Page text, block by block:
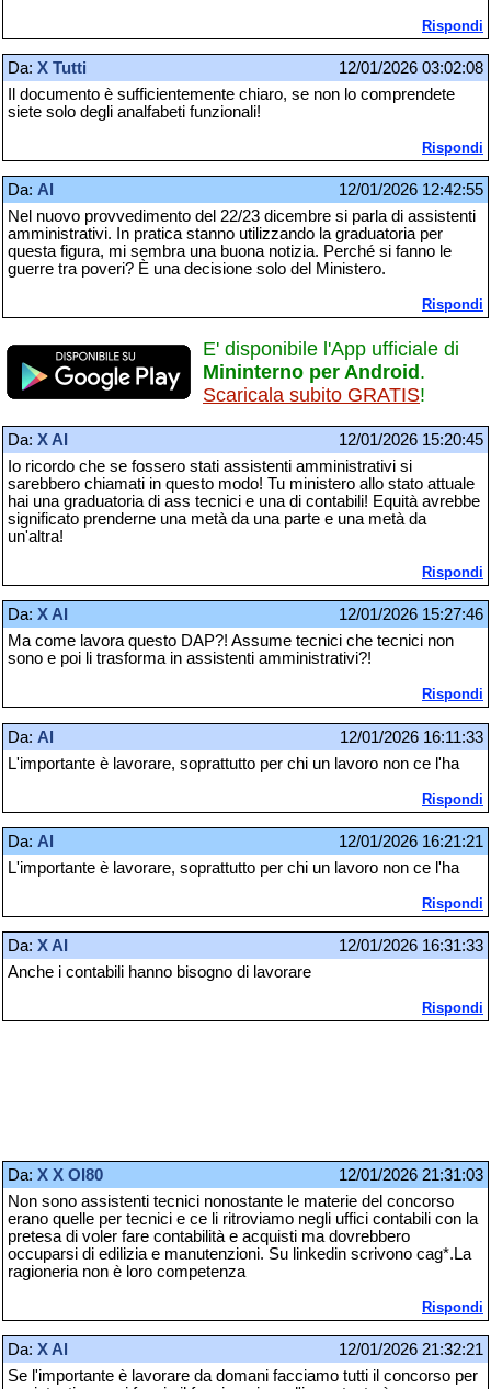
Rispondi
Da: X Tutti
12/01/2026 03:02:08
Il documento è sufficientemente chiaro, se non lo comprendete
siete solo degli analfabeti funzionali!
Rispondi
Da: Al
12/01/2026 12:42:55
Nel nuovo provvedimento del 22/23 dicembre si parla di assistenti
amministrativi. In pratica stanno utilizzando la graduatoria per
questa figura, mi sembra una buona notizia. Perché si fanno le
guerre tra poveri? È una decisione solo del Ministero.
Rispondi
E' disponibile l'App ufficiale di
Mininterno per Android.
Scaricala subito GRATIS!
Da: X AI
12/01/2026 15:20:45
Io ricordo che se fossero stati assistenti amministrativi si
sarebbero chiamati in questo modo! Tu ministero allo stato attuale
hai una graduatoria di ass tecnici e una di contabili! Equità avrebbe
significato prenderne una metà da una parte e una metà da
un'altra!
Rispondi
Da: X AI
12/01/2026 15:27:46
Ma come lavora questo DAP?! Assume tecnici che tecnici non
sono e poi li trasforma in assistenti amministrativi?!
Rispondi
Da: Al
12/01/2026 16:11:33
L'importante è lavorare, soprattutto per chi un lavoro non ce l'ha
Rispondi
Da: Al
12/01/2026 16:21:21
L'importante è lavorare, soprattutto per chi un lavoro non ce l'ha
Rispondi
Da: X AI
12/01/2026 16:31:33
Anche i contabili hanno bisogno di lavorare
Rispondi
Da: X X OI80
12/01/2026 21:31:03
Non sono assistenti tecnici nonostante le materie del concorso
erano quelle per tecnici e ce li ritroviamo negli uffici contabili con la
pretesa di voler fare contabilità e acquisti ma dovrebbero
occuparsi di edilizia e manutenzioni. Su linkedin scrivono cag*.La
ragioneria non è loro competenza
Rispondi
Da: X Al
12/01/2026 21:32:21
Se l'importante è lavorare da domani facciamo tutti il concorso per